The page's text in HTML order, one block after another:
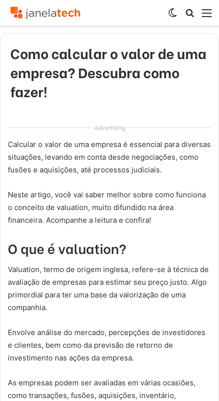
por
Switch
skin
Como calcular o valor de uma
empresa? Descubra como
fazer!
Advertising
Calcular o valor de uma empresa é essencial para diversas
situações, levando em conta desde negociações, como
fusões e aquisições, até processos judiciais.
Neste artigo, você vai saber melhor sobre como funciona
o conceito de valuation, muito difundido na área
financeira. Acompanhe a leitura e confira!
O que é valuation?
Valuation, termo de origem inglesa, refere-se à técnica de
avaliação de empresas para estimar seu preço justo. Algo
primordial para ter uma base da valorização de uma
companhia.
Envolve análise do mercado, percepções de investidores
e clientes, bem como da previsão de retorno de
investimento nas ações da empresa.
As empresas podem ser avaliadas em várias ocasiões,
como transações, fusões, aquisições, inventário,